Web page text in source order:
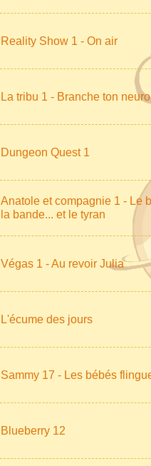
Reality Show 1 - On air
La tribu 1 - Branche ton
Dungeon Quest 1
Anatole et compagnie 1 - Le
la bande... et le tyran
Végas 1 - Au revoir Julia
L'écume des jours
Sammy 17 - Les bébés
Blueberry 12